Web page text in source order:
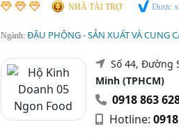
NHÀ TÀI TRỢ Được
Ngành: ĐẬU PHỘNG - SẢN XUẤT VÀ CUNG
Số 44, Đường
Minh (TPHCM)
0918 863
Hotline: